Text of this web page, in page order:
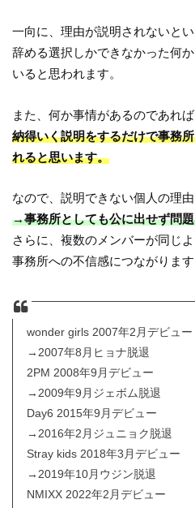
一向に、理由が説明されないと
辞める選択しかできなかった何
いると思われます。
また、何か事情があるのであれば
納得いく説明をするだけで事務
れると思います。
なので、説明できない個人の理由
→事務所としても公に出せず問
さらに、複数のメンバーが同じ
事務所への不信感につながります
wonder girls 2007年2月デビュー
→2007年8月ヒョナ脱退
2PM 2008年9月デビュー
→2009年9月ジェボム脱退
Day6 2015年9月デビュー
→2016年2月ジュニョク脱退
Stray kids 2018年3月デビュー
→2019年10月ウジン脱退
NMIXX 2022年2月デビュー